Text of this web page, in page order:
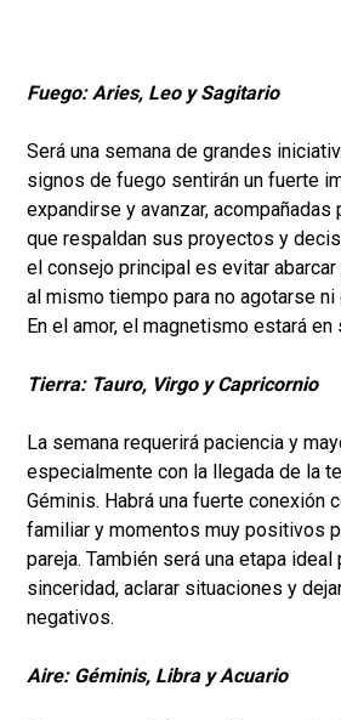
Fuego: Aries, Leo y Sagitario
Será una semana de grandes
signos de fuego sentirán un fuerte
expandirse y avanzar,
que respaldan sus proyectos y
el consejo principal es evitar
al mismo tiempo para no agotarse
En el amor, el magnetismo estará en
Tierra: Tauro, Virgo y Capricornio
La semana requerirá paciencia y
especialmente con la llegada de la
Géminis. Habrá una fuerte conexión
familiar y momentos muy positivos
pareja. También será una etapa ideal
sinceridad, aclarar situaciones y
negativos.
Aire: Géminis, Libra y Acuario